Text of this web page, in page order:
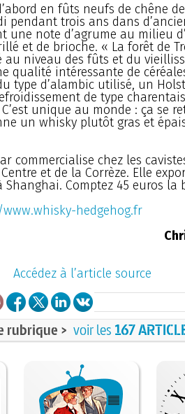
en fûts neufs de chêne
pendant trois ans dans
une note d’agrume au milieu
et de brioche. « La forêt de
niveau des fûts et du
qualité intéressante de
type d’alambic utilisé, un
de type
unique au monde : ça se
un whisky plutôt gras et
commercialise chez les
et de la Corrèze. Elle
Shanghai. Comptez 45 euros la
hedgehog.fr
Accédez à l’article source
rubrique > voir les 167